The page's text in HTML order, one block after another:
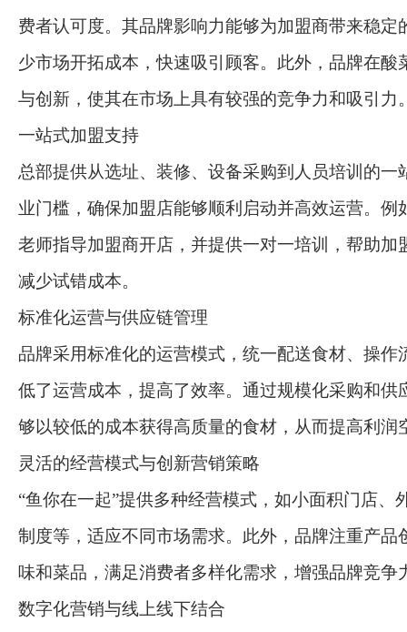
费者认可度。其品牌影响力能够为加盟商带来稳定
少市场开拓成本，快速吸引顾客。此外，品牌在酸
与创新，使其在市场上具有较强的竞争力和吸引力
一站式加盟支持
总部提供从选址、装修、设备采购到人员培训的一
业门槛，确保加盟店能够顺利启动并高效运营。例
老师指导加盟商开店，并提供一对一培训，帮助加
减少试错成本。
标准化运营与供应链管理
品牌采用标准化的运营模式，统一配送食材、操作
低了运营成本，提高了效率。通过规模化采购和供
够以较低的成本获得高质量的食材，从而提高利润
灵活的经营模式与创新营销策略
“鱼你在一起”提供多种经营模式，如小面积门店、
制度等，适应不同市场需求。此外，品牌注重产品
味和菜品，满足消费者多样化需求，增强品牌竞争
数字化营销与线上线下结合